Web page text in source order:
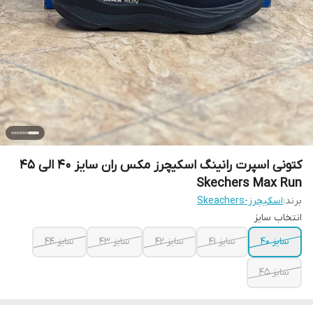
کتونی اسپرت رانینگ اسکیچرز مکس ران سایز 40 الی 45
Skechers Max Run
برند:اسکیچرز-Skeachers
انتخاب سایز
سایز 40
سایز 41 سایز 42 سایز 43 سایز 44
سایز 45